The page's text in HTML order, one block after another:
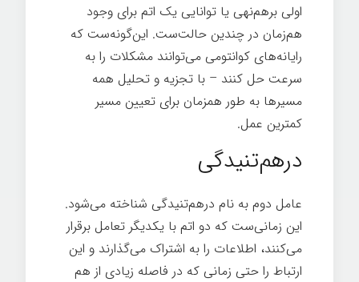
اولی برهم‌نهی یا توانایی یک اتم برای وجود
هم‌زمان در چندین حالت‌ست. این‌گونه‌ست که
رایانه‌های کوانتومی می‌توانند مشکلات را به
سرعت حل کنند – با تجزیه و تحلیل همه
مسیرها به طور همزمان برای تعیین مسیر
کمترین عمل.
درهم‌تنیدگی
عامل دوم به نام درهم‌تنیدگی شناخته می‌شود.
این زمانی‌ست که دو اتم با یکدیگر تعامل برقرار
می‌کنند، اطلاعات را به اشتراک می‌گذارند و این
ارتباط را حتی زمانی که در فاصله زیادی از هم